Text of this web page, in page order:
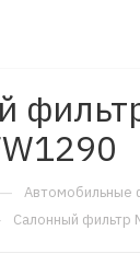
— Автомобильные
Салонный фильтр